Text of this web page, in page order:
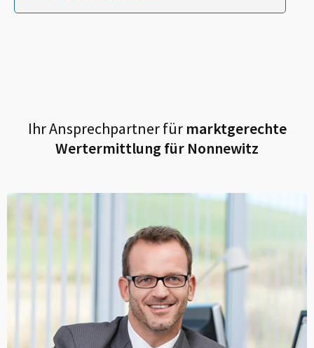
Ihr Ansprechpartner fürmarktgerechte
Wertermittlung für Nonnewitz